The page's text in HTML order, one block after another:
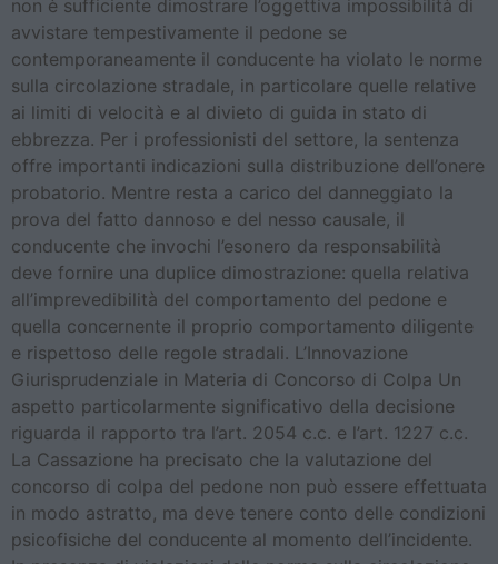
non è sufficiente dimostrare l’oggettiva impossibilità di
avvistare tempestivamente il pedone se
contemporaneamente il conducente ha violato le norme
sulla circolazione stradale, in particolare quelle relative
ai limiti di velocità e al divieto di guida in stato di
ebbrezza. Per i professionisti del settore, la sentenza
offre importanti indicazioni sulla distribuzione dell’onere
probatorio. Mentre resta a carico del danneggiato la
prova del fatto dannoso e del nesso causale, il
conducente che invochi l’esonero da responsabilità
deve fornire una duplice dimostrazione: quella relativa
all’imprevedibilità del comportamento del pedone e
quella concernente il proprio comportamento diligente
e rispettoso delle regole stradali. L’Innovazione
Giurisprudenziale in Materia di Concorso di Colpa Un
aspetto particolarmente significativo della decisione
riguarda il rapporto tra l’art. 2054 c.c. e l’art. 1227 c.c.
La Cassazione ha precisato che la valutazione del
concorso di colpa del pedone non può essere effettuata
in modo astratto, ma deve tenere conto delle condizioni
psicofisiche del conducente al momento dell’incidente.